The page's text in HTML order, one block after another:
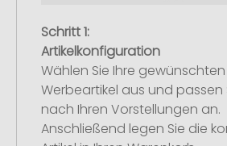
Schritt 1:
Artikelkonfiguration
Wählen Sie Ihre gewünschten
Werbeartikel aus und passen
nach Ihren Vorstellungen an.
Anschließend legen Sie die